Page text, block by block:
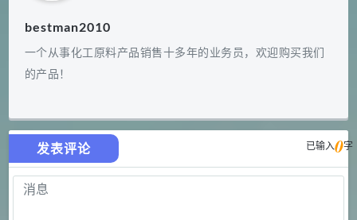
bestman2010
一个从事化工原料产品销售十多年的业务员，欢迎购买我们
的产品！
发表评论 已输入0字